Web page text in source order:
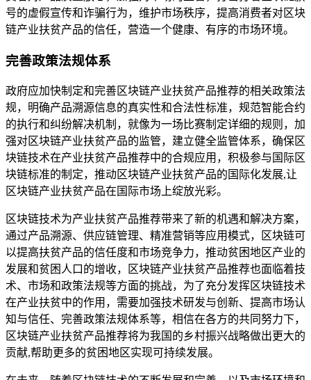
号的虚假宣传和诈骗行为，维护市场秩序，提高消费者对区块
链产业扶贫产品的信任，营造一个健康、有序的市场环境。
完善政策法规体系
政府应加快制定和完善区块链产业扶贫产品推荐的相关政策法
规，明确产品溯源信息的真实性和合法性标准，规范智能合约
的执行和纠纷解决机制，就像为一场比赛制定详细的规则，加
强对区块链产业扶贫产品的监管，建立健全监管体系，确保区
块链技术在产业扶贫产品推荐中的合规应用，积极参与国际区
块链标准的制定，推动区块链产业扶贫产品的国际化发展,让
区块链产业扶贫产品在国际市场上绽放光彩。
区块链技术为产业扶贫产品推荐带来了新的机遇和解决方案，
通过产品溯源、供应链管理、精准营销等应用模式，区块链可
以提高扶贫产品的信任度和市场竞争力，推动贫困地区产业的
发展和贫困人口的增收，区块链产业扶贫产品推荐也面临着技
术、市场和政策法规等方面的挑战，为了充分发挥区块链技术
在产业扶贫中的作用，需要加强技术研发与创新、提高市场认
知与信任、完善政策法规体系等，相信在各方的共同努力下，
区块链产业扶贫产品推荐将为我国的乡村振兴战略做出更大的
贡献,帮助更多的贫困地区实现可持续发展。